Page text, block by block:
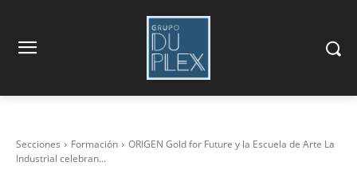
Secciones Formación
ORIGEN Gold for Future y la Escuela de Arte La
Industrial celebran...